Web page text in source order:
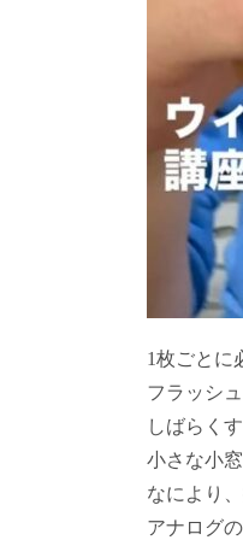
1枚ごとに
フラッシ
しばらく
小さな小
なにより
アナログ